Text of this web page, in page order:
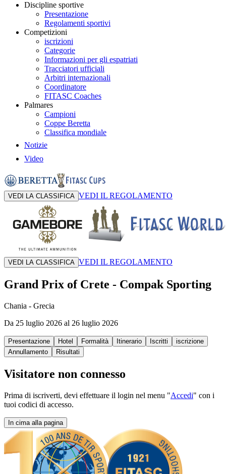
Discipline sportive
Presentazione
Regolamenti sportivi
Competizioni
iscrizioni
Categorie
Informazioni per gli espatriati
Tracciatori ufficiali
Arbitri internazionali
Coordinatore
FITASC Coaches
Palmares
Campioni
Coppe Beretta
Classifica mondiale
Notizie
Video
VEDI LA CLASSIFICA VEDI IL REGOLAMENTO
VEDI LA CLASSIFICA VEDI IL REGOLAMENTO
Grand Prix of Crete - Compak Sporting
Chania - Grecia
Da 25 luglio 2026 al 26 luglio 2026
Presentazione Hotel Formalità Itinerario Iscritti
iscrizione
Annullamento
Risultati
Visitatore non connesso
Prima di iscriverti, devi effettuare il login nel menu "Accedi" con i
tuoi codici di accesso.
In cima alla pagina